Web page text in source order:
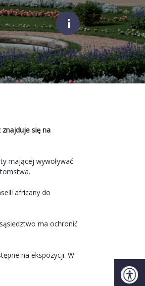
;
znajduje się na
mającej wywoływać
africany do
ma ochronić
na ekspozycji. W